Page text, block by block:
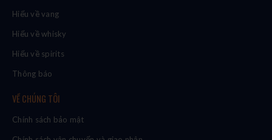
Hiểu về vang
Hiểu về whisky
Hiểu về spirits
Thông báo
VỀ CHÚNG TÔI
Chính sách bảo mật